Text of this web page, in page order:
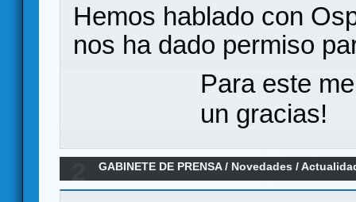
Hemos hablado con
nos ha dado permiso
Para este
un gracias!
GABINETE DE PRENSA/ Novedades /
games